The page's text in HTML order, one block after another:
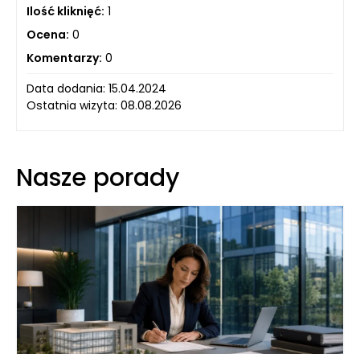
Ilość kliknięć: 1
Ocena: 0
Komentarzy: 0
Data dodania: 15.04.2024
Ostatnia wizyta: 08.08.2026
Nasze porady